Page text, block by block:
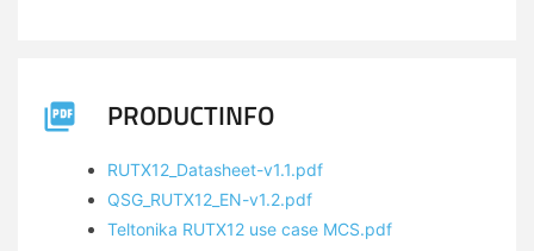
PRODUCTINFO
RUTX12_Datasheet-v1.1.pdf
QSG_RUTX12_EN-v1.2.pdf
Teltonika RUTX12 use case MCS.pdf